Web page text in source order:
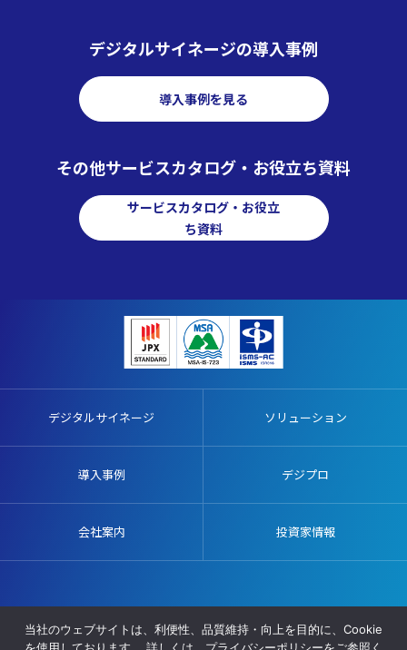
デジタルサイネージの導入事例
導入事例を見る
その他サービスカタログ・お役立ち資料
サービスカタログ・お役立
ち資料
デジタルサイネージ ソリューション
導入事例 デジプロ
会社案内 投資家情報
サイトマップ
当社のウェブサイトは、利便性、品質維持・向上を目的に、Cookie